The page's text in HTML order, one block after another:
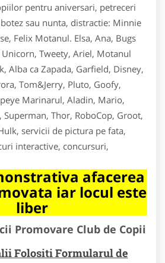
pentru aniversari, petreceri
sau nunta, distractie: Minnie
Felix Motanul. Elsa, Ana, Bugs
Unicorn, Tweety, Ariel, Motanul
Alba ca Zapada, Garfield, Disney,
Tom&Jerry, Pluto, Goofy,
Marinarul, Aladin, Mario,
Thor, RoboCop, Groot,
servicii de pictura pe fata,
interactive, concursuri,
afacerea
iar locul este
liber
Promovare Club de Copii
Folositi Formularul de